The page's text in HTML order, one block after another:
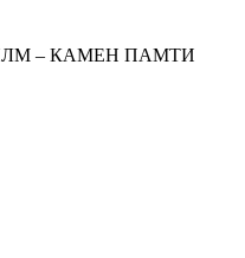
– КАМЕН ПАМТИ